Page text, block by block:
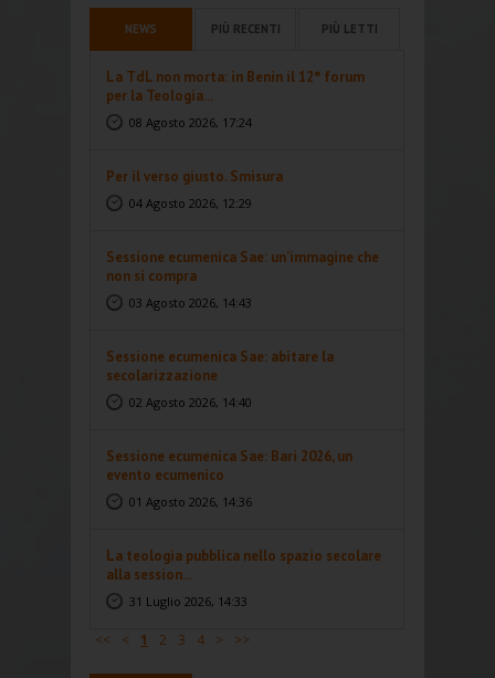
NEWS PIÙ RECENTI PIÙ LETTI
La TdL non morta: in Benin il 12° forum
per la Teologia...
08 Agosto 2026, 17:24
Per il verso giusto. Smisura
04 Agosto 2026, 12:29
Sessione ecumenica Sae: un’immagine che
non si compra
03 Agosto 2026, 14:43
Sessione ecumenica Sae: abitare la
secolarizzazione
02 Agosto 2026, 14:40
Sessione ecumenica Sae: Bari 2026, un
evento ecumenico
01 Agosto 2026, 14:36
La teologia pubblica nello spazio secolare
alla session...
31 Luglio 2026, 14:33
<< < 1 2 3 4 > >>